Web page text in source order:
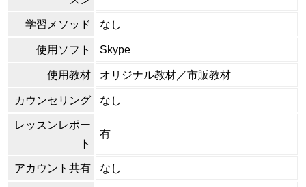
学習メソッド なし
使用ソフト Skype
使用教材 オリジナル教材／市販教材
カウンセリング なし
レッスンレポー
ト
有
アカウント共有 なし